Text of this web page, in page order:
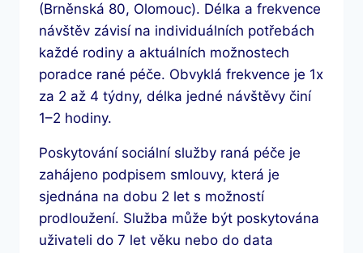
(Brněnská 80, Olomouc). Délka a frekvence
návštěv závisí na individuálních potřebách
každé rodiny a aktuálních možnostech
poradce rané péče. Obvyklá frekvence je 1x
za 2 až 4 týdny, délka jedné návštěvy činí
1–2 hodiny.
Poskytování sociální služby raná péče je
zahájeno podpisem smlouvy, která je
sjednána na dobu 2 let s možností
prodloužení. Služba může být poskytována
uživateli do 7 let věku nebo do data